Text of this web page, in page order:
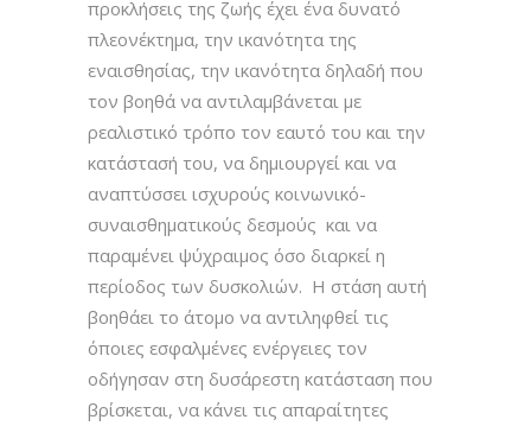
προκλήσεις της ζωής έχει ένα δυνατό
πλεονέκτημα, την ικανότητα της
εναισθησίας, την ικανότητα δηλαδή που
τον βοηθά να αντιλαμβάνεται με
ρεαλιστικό τρόπο τον εαυτό του και την
κατάστασή του, να δημιουργεί και να
αναπτύσσει ισχυρούς κοινωνικό-
συναισθηματικούς δεσμούς και να
παραμένει ψύχραιμος όσο διαρκεί η
περίοδος των δυσκολιών. Η στάση αυτή
βοηθάει το άτομο να αντιληφθεί τις
όποιες εσφαλμένες ενέργειες τον
οδήγησαν στη δυσάρεστη κατάσταση που
βρίσκεται, να κάνει τις απαραίτητες